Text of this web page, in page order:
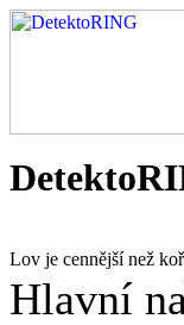
Lov je cennější než
Hlavní